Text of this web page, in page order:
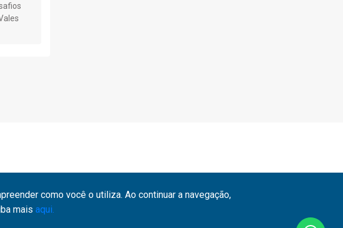
como você o utiliza. Ao continuar a navegação,
mais aqui.